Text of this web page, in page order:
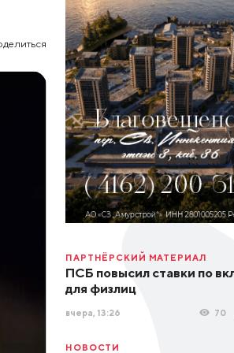
ПАРТНЁРСКИЙ МАТЕРИАЛ
ПСБ повысил ставки по
для физлиц
вчера, 13:26 70
НОВОСТИ